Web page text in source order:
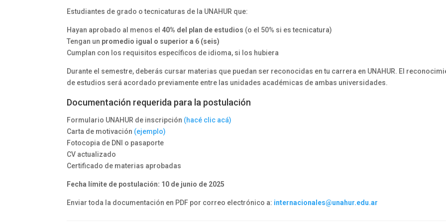
Estudiantes de grado o tecnicaturas de la UNAHUR que:
Hayan aprobado al menos el 40% del plan de estudios (o el 50% si es tecnicatura)
Tengan un promedio igual o superior a 6 (seis)
Cumplan con los requisitos específicos de idioma, si los hubiera
Durante el semestre, deberás cursar materias que puedan ser reconocidas en tu carrera en UNAHUR. El
de estudios será acordado previamente entre las unidades académicas de ambas universidades.
Documentación requerida para la postulación
Formulario UNAHUR de inscripción (hacé clic acá)
Carta de motivación (ejemplo)
Fotocopia de DNI o pasaporte
CV actualizado
Certificado de materias aprobadas
Fecha límite de postulación: 10 de junio de 2025
Enviar toda la documentación en PDF por correo electrónico a: internacionales@unahur.edu.ar